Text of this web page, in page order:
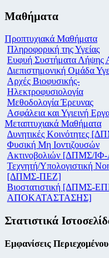
Μαθήματα
Προπτυχιακά Μαθήματα
Πληροφορική της Υγείας
Ευφυή Συστήματα Λήψης
Διεπιστημονική Ομάδα
Αρχές Βιοφυσικής-
Ηλεκτροφυσιολογία
Μεθοδολογία Έρευνας
Ασφάλεια και Υγιεινή
Μεταπτυχιακά Μαθήματα
Δυνητικές Κοινότητες
Φυσική Μη Ιοντιζουσών
Ακτινοβολιών [ΔΠΜΣ/
Τεχνητή/Υπολογιστική
[ΔΠΜΣ-ΠΕΖ]
Βιοστατιστική [ΔΠΜΣ-
ΑΠΟΚΑΤΑΣΤΑΣΗΣ]
Στατιστικά
Εμφανίσεις Περιεχομένου